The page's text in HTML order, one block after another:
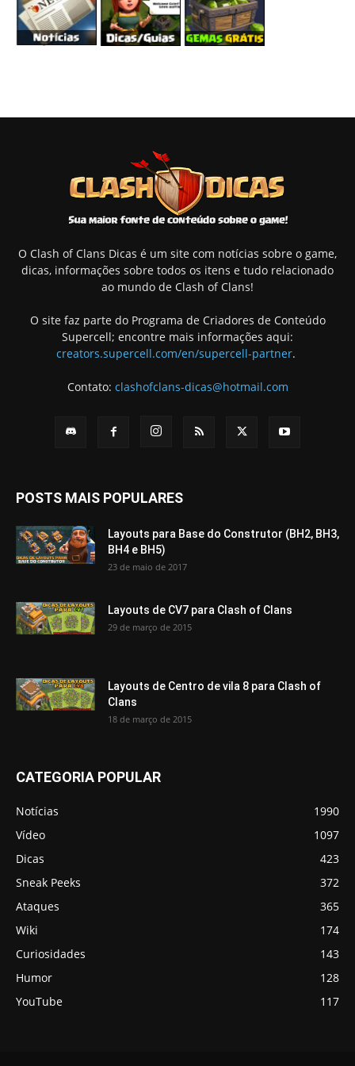
O Clash of Clans Dicas é um site com notícias sobre o game,
dicas, informações sobre todos os itens e tudo relacionado
ao mundo de Clash of Clans!
O site faz parte do Programa de Criadores de Conteúdo
Supercell; encontre mais informações aqui:
creators.supercell.com/en/supercell-partner.
Contato: clashofclans-dicas@hotmail.com
POSTS MAIS POPULARES
Layouts para Base do Construtor (BH2, BH3,
BH4 e BH5)
23 de maio de 2017
Layouts de CV7 para Clash of Clans
29 de março de 2015
Layouts de Centro de vila 8 para Clash of
Clans
18 de março de 2015
CATEGORIA POPULAR
Notícias
1990
Vídeo
1097
Dicas
423
Sneak Peeks
372
Ataques
365
Wiki
174
Curiosidades
143
Humor
128
YouTube
117